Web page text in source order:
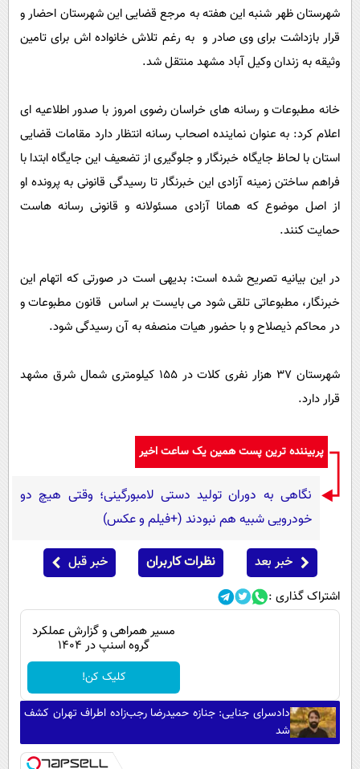
گوناگون
حوادث
فرهنگی
بین الملل
اجتماعی
سیاست خارجی
آشپزی
دانلود
شهرستان ظهر شنبه این هفته به مرجع قضایی این شهرستان احضار و
قرار بازداشت برای وی صادر و به رغم تلاش خانواده اش برای تامین
وثیقه به زندان وکیل آباد مشهد منتقل شد.
خانه مطبوعات و رسانه های خراسان رضوی امروز با صدور اطلاعیه ای
اعلام کرد: به عنوان نماینده اصحاب رسانه انتظار دارد مقامات قضایی
استان با لحاظ جایگاه خبرنگار و جلوگیری از تضعیف این جایگاه ابتدا با
فراهم ساختن زمینه آزادی این خبرنگار تا رسیدگی قانونی به پرونده او
از اصل موضوع که همانا آزادی مسئولانه و قانونی رسانه هاست
حمایت کنند.
در این بیانیه تصریح شده است: بدیهی است در صورتی که اتهام این
خبرنگار، مطبوعاتی تلقی شود می بایست بر اساس قانون مطبوعات و
در محاکم ذیصلاح و با حضور هیات منصفه به آن رسیدگی شود.
شهرستان ۳۷ هزار نفری کلات در ۱۵۵ کیلومتری شمال شرق مشهد
قرار دارد.
پربیننده ترین پست همین یک ساعت اخیر
نگاهی به دوران تولید دستی لامبورگینی؛ وقتی هیچ دو
خودرویی شبیه هم نبودند (+فیلم و عکس)
خبر بعد نظرات کاربران خبر قبل
اشتراک گذاری :
مسیر همراهی و گزارش عملکرد
گروه اسنپ در ۱۴۰۴
کلیک کن!
دادسرای جنایی: جنازه حمیدرضا رجب‌زاده اطراف تهران کشف
شد